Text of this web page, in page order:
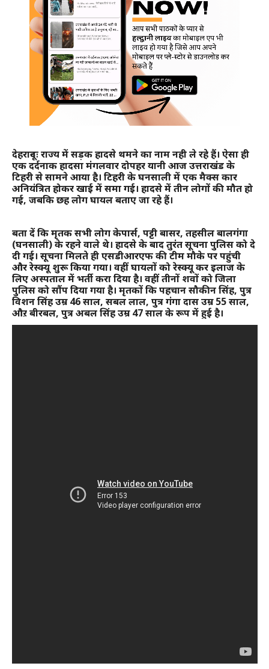
देहरादूनः राज्य में सड़क हादसे थमने का नाम नही ले रहे हैं। ऐसा ही
एक दर्दनाक हादसा मंगलवार दोपहर यानी आज उत्तराखंड के
टिहरी से सामने आया है। टिहरी के घनसाली में एक मैक्स कार
अनियंत्रित होकर खाई में समा गई। हादसे में तीन लोगों की मौत हो
गई, जबकि छह लोग घायल बताए जा रहे हैं।
बता दें कि मृतक सभी लोग केपार्स, पट्टी बासर, तहसील बालगंगा
(घनसाली) के रहने वाले थे। हादसे के बाद तुरंत सूचना पुलिस को दे
दी गई। सूचना मिलते ही एसडीआरएफ की टीम मौके पर पहुंची
और रेस्क्यू शुरू किया गया। वहीं घायलों को रेस्क्यू कर इलाज के
लिए अस्पताल में भर्ती करा दिया है। वहीं तीनों शवों को जिला
पुलिस को सौंप दिया गया है। मृतकों कि पहचान सौकीन सिंह, पुत्र
विशन सिंह उम्र 46 साल, सबल लाल, पुत्र गंगा दास उम्र 55 साल,
औऱ बीरबल, पुत्र अबल सिंह उम्र 47 साल के रूप में हुई है।